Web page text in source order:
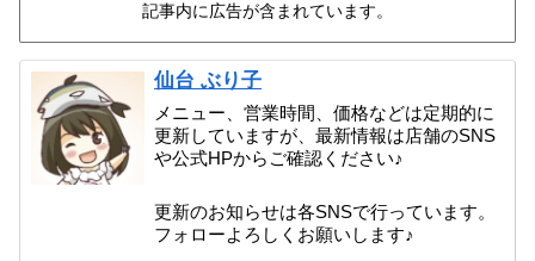
記事内に広告が含まれています。
仙台 ぶり子
メニュー、営業時間、価格などは定期的に
更新していますが、最新情報は店舗のSNS
や公式HPからご確認ください♪
更新のお知らせは各SNSで行っています。
フォローよろしくお願いします♪